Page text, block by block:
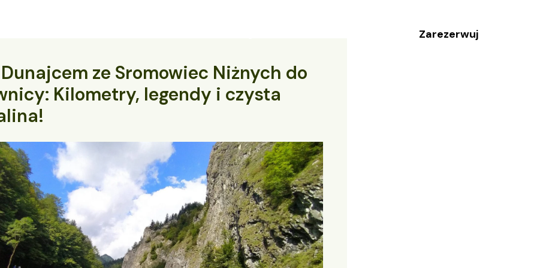
Zarezerwuj
Dunajcem ze Sromowiec Niżnych do
Kilometry, legendy i czysta